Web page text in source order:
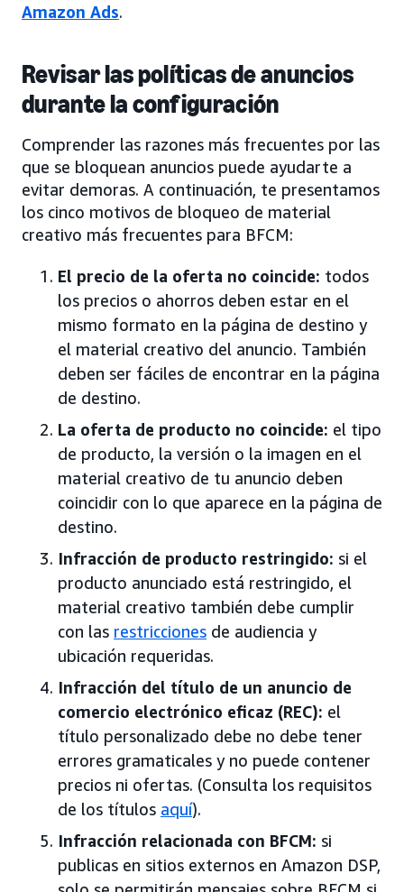
Amazon Ads.
Revisar las políticas de anuncios
durante la configuración
Comprender las razones más frecuentes por las
que se bloquean anuncios puede ayudarte a
evitar demoras. A continuación, te presentamos
los cinco motivos de bloqueo de material
creativo más frecuentes para BFCM:
El precio de la oferta no coincide: todos
los precios o ahorros deben estar en el
mismo formato en la página de destino y
el material creativo del anuncio. También
deben ser fáciles de encontrar en la página
de destino.
La oferta de producto no coincide: el tipo
de producto, la versión o la imagen en el
material creativo de tu anuncio deben
coincidir con lo que aparece en la página de
destino.
Infracción de producto restringido: si el
producto anunciado está restringido, el
material creativo también debe cumplir
con las restricciones de audiencia y
ubicación requeridas.
Infracción del título de un anuncio de
comercio electrónico eficaz (REC): el
título personalizado debe no debe tener
errores gramaticales y no puede contener
precios ni ofertas. (Consulta los requisitos
de los títulos aquí).
Infracción relacionada con BFCM: si
publicas en sitios externos en Amazon DSP,